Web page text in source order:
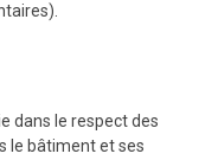
dans le respect des
le bâtiment et ses